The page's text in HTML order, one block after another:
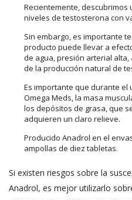
Recientemente,
niveles de testosterona con
Sin embargo, es importante
producto puede llevar a
de agua, presión arterial
de la producción natural de
Es importante que durante el
Omega Meds, la masa
los depósitos de grasa, que
adquieren un claro relieve.
Producido Anadrol en el
ampollas de diez tabletas.
Si existen riesgos sobre la
Anadrol, es mejor utilizarlo